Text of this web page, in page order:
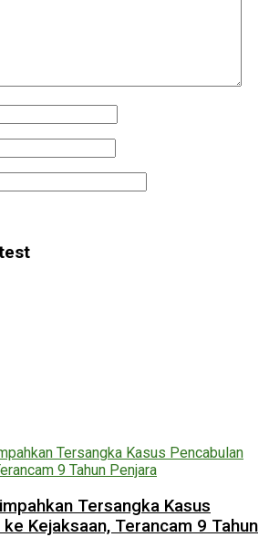
Tersangka Kasus
Kejaksaan, Terancam 9 Tahun